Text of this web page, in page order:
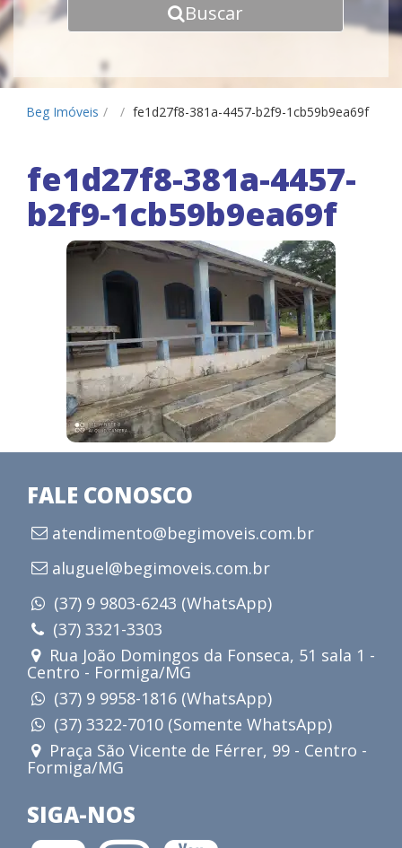
Buscar
Beg Imóveis / / fe1d27f8-381a-4457-b2f9-1cb59b9ea69f
fe1d27f8-381a-4457-
b2f9-1cb59b9ea69f
FALE CONOSCO
atendimento@begimoveis.com.br
aluguel@begimoveis.com.br
(37) 9 9803-6243 (WhatsApp)
(37) 3321-3303
Rua João Domingos da Fonseca, 51 sala 1 -
Centro - Formiga/MG
(37) 9 9958-1816 (WhatsApp)
(37) 3322-7010 (Somente WhatsApp)
Praça São Vicente de Férrer, 99 - Centro -
Formiga/MG
SIGA-NOS